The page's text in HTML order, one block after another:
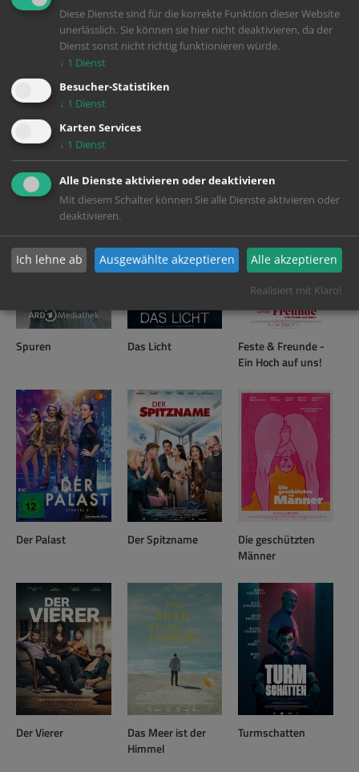
Mädchen Mädchen
Mordlichter - Tod
Spuren Das Licht
Feste & Freunde -
Ein Hoch auf uns!
Der Palast Der Spitzname
Die geschützten
Männer
Der Vierer
Das Meer ist der
Himmel
Turmschatten
Diese Dienste sind für die korrekte Funktion dieser Website
unerlässlich. Sie können sie hier nicht deaktivieren, da der
Dienst sonst nicht richtig funktionieren würde.
↓ 1 Dienst
Besucher-Statistiken
↓ 1 Dienst
Karten Services
↓ 1 Dienst
Alle Dienste aktivieren oder deaktivieren
Mit diesem Schalter können Sie alle Dienste aktivieren oder
deaktivieren.
Ich lehne ab Ausgewählte akzeptieren Alle akzeptieren
Realisiert mit Klaro!